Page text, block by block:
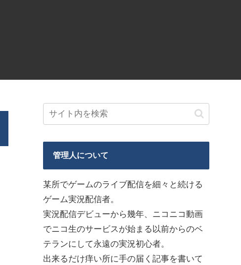
管理人について
某所でゲームのライブ配信を細々と続ける
ゲーム実況配信者。
実況配信デビューから幾年、ニコニコ動画
でニコ生のサービスが始まる以前からのベ
テランにして永遠の実況初心者。
出来るだけ痒い所に手の届く記事を書いて